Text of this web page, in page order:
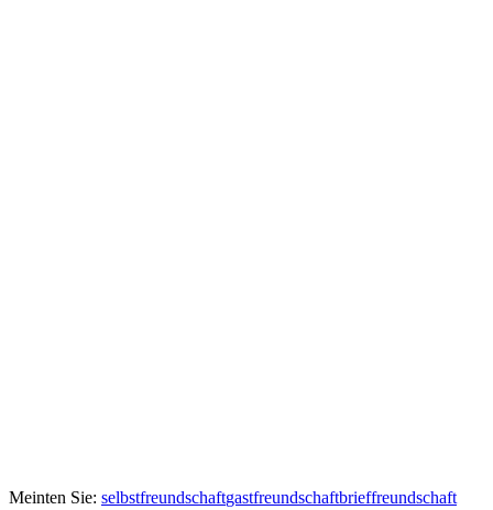
Meinten Sie: selbstfreundschaftgastfreundschaftbrieffreundschaft